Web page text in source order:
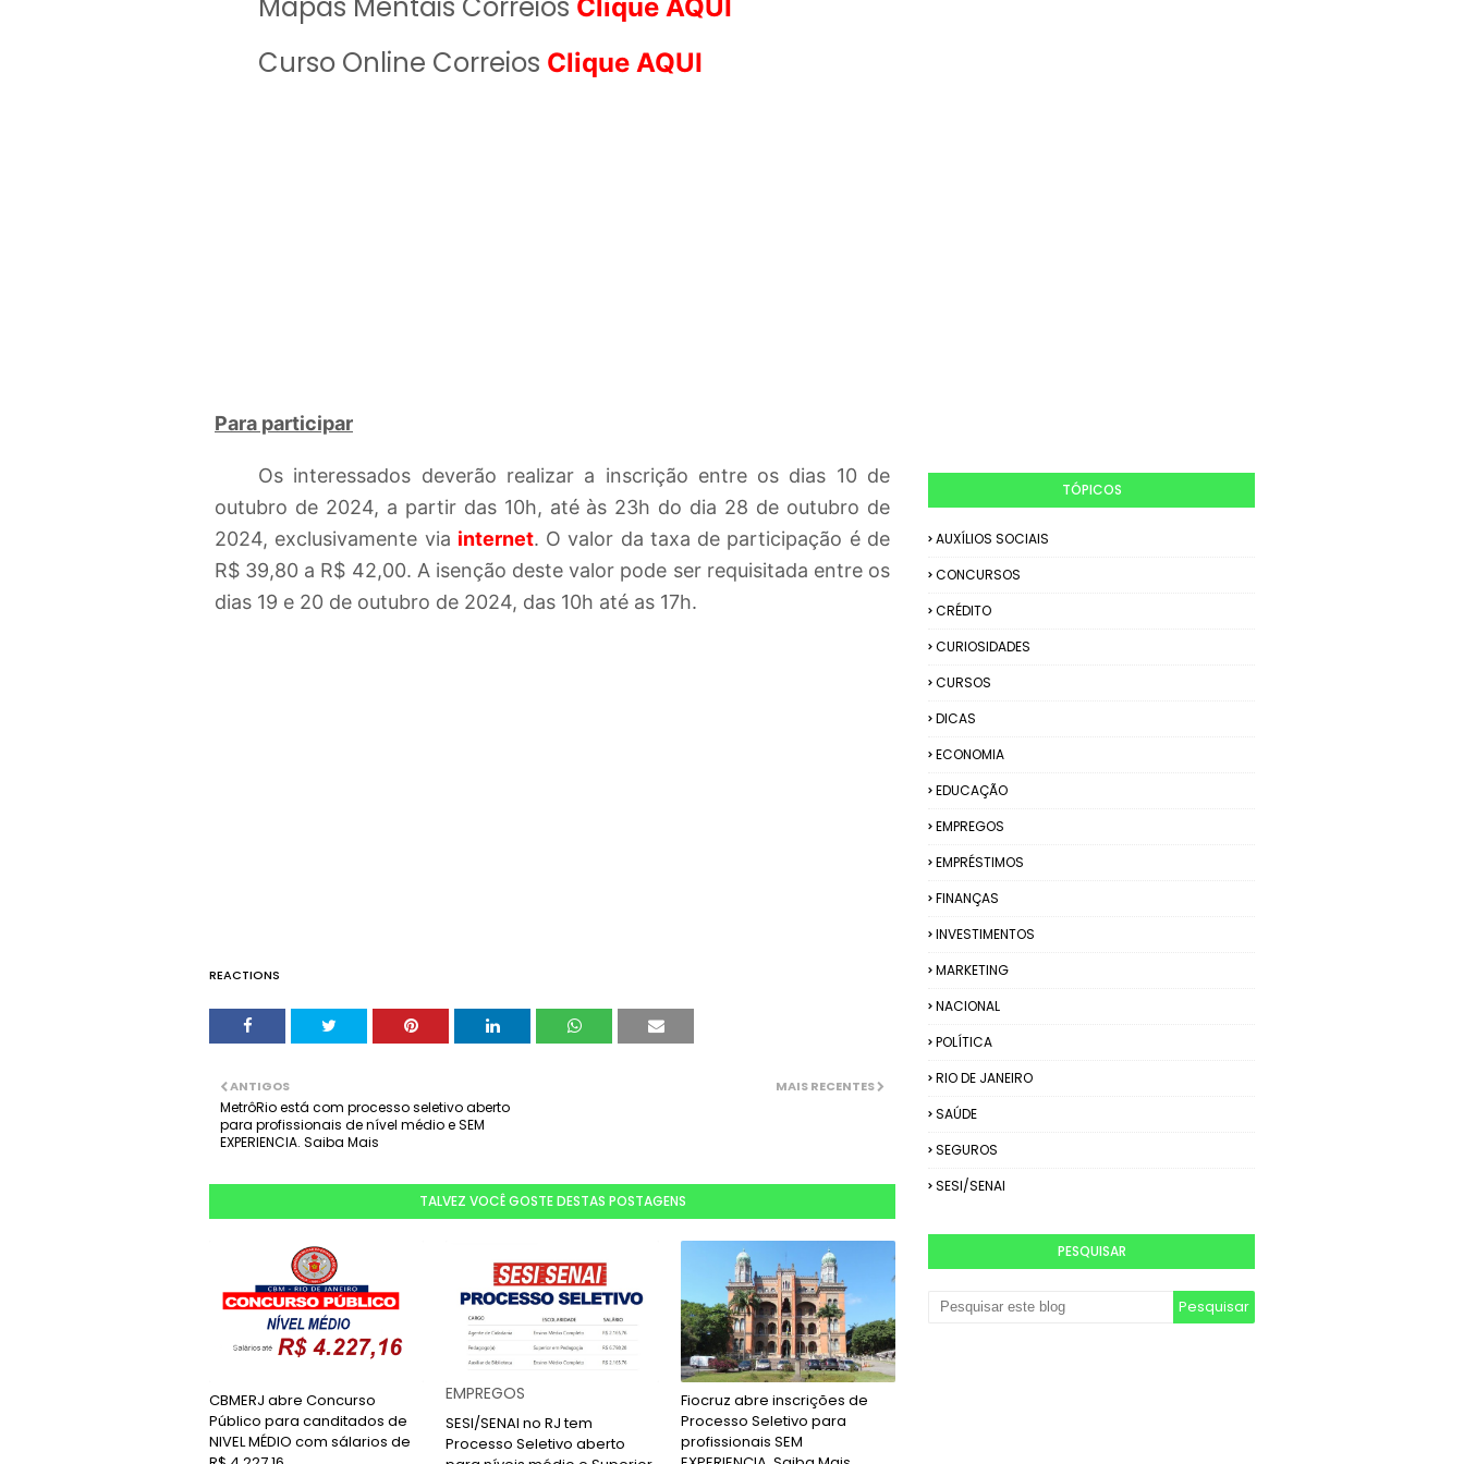
Clique AQUI
Curso Online Correios Clique AQUI
Para participar
Os interessados deverão realizar a inscrição entre os dias 10 de
outubro de 2024, a partir das 10h, até às 23h do dia 28 de outubro de
2024, exclusivamente via internet. O valor da taxa de participação é de
R$ 39,80 a R$ 42,00. A isenção deste valor pode ser requisitada entre os
dias 19 e 20 de outubro de 2024, das 10h até as 17h.
REACTIONS
MAIS RECENTES
ANTIGOS
MetrôRio está com processo seletivo aberto
para profissionais de nível médio e SEM
EXPERIENCIA. Saiba Mais
TALVEZ VOCÊ GOSTE DESTAS POSTAGENS
CBMERJ abre Concurso
Público para canditados de
NIVEL MÉDIO com sálarios de
EMPREGOS
SESI/SENAI no RJ tem
Processo Seletivo aberto
Fiocruz abre inscrições de
Processo Seletivo para
profissionais SEM
TÓPICOS
AUXÍLIOS SOCIAIS
CONCURSOS
CRÉDITO
CURIOSIDADES
CURSOS
DICAS
ECONOMIA
EDUCAÇÃO
EMPREGOS
EMPRÉSTIMOS
FINANÇAS
INVESTIMENTOS
MARKETING
NACIONAL
POLÍTICA
RIO DE JANEIRO
SAÚDE
SEGUROS
SESI/SENAI
PESQUISAR